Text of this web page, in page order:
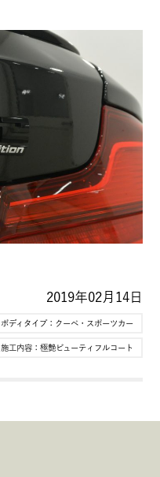
2019年02月14日
ボディタイプ： クーペ・スポーツカー
施工内容： 極艶ビューティフルコート